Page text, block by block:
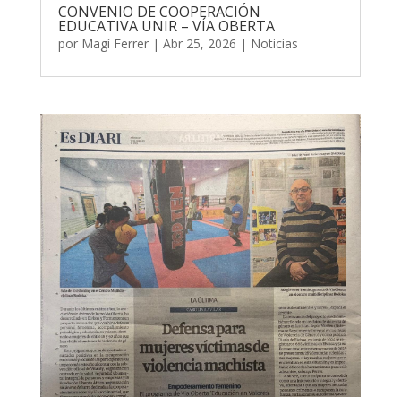
CONVENIO DE COOPERACIÓN
EDUCATIVA UNIR – VÍA OBERTA
por Magí Ferrer| Abr 25, 2026 | Noticias